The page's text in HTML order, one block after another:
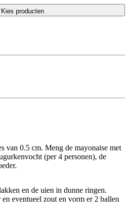
Kies producten
van 0.5 cm. Meng de mayonaise met
(per 4 personen), de
en de uien in dunne ringen.
eventueel zout en vorm er 2 ballen